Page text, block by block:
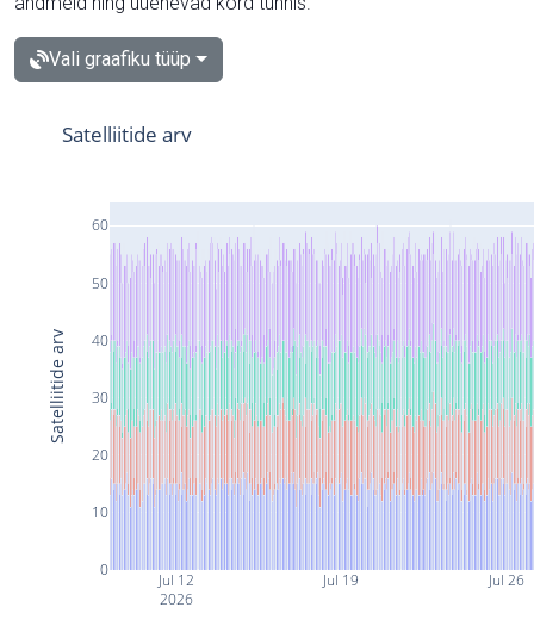
Vali graafiku tüüp
Jul 12
2026
Jul 19 Jul 26
0
10
20
30
40
50
60
Satelliitide arv
Satelliitide arv